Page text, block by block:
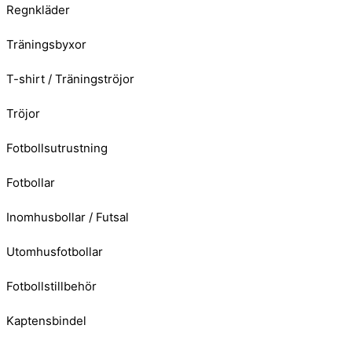
Regnkläder
Träningsbyxor
T-shirt / Träningströjor
Tröjor
Fotbollsutrustning
Fotbollar
Inomhusbollar / Futsal
Utomhusfotbollar
Fotbollstillbehör
Kaptensbindel